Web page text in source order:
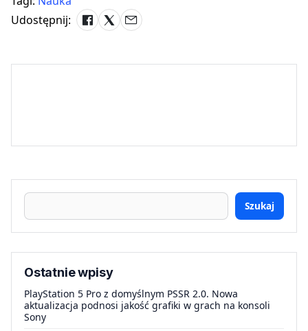
Udostępnij:
Szukaj
Ostatnie wpisy
PlayStation 5 Pro z domyślnym PSSR 2.0. Nowa
aktualizacja podnosi jakość grafiki w grach na konsoli
Sony